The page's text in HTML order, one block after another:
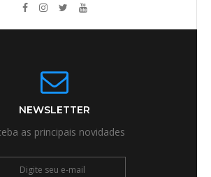
NEWSLETTER
as principais novidades